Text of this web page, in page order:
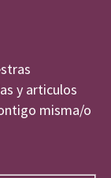
y articulos
misma/o